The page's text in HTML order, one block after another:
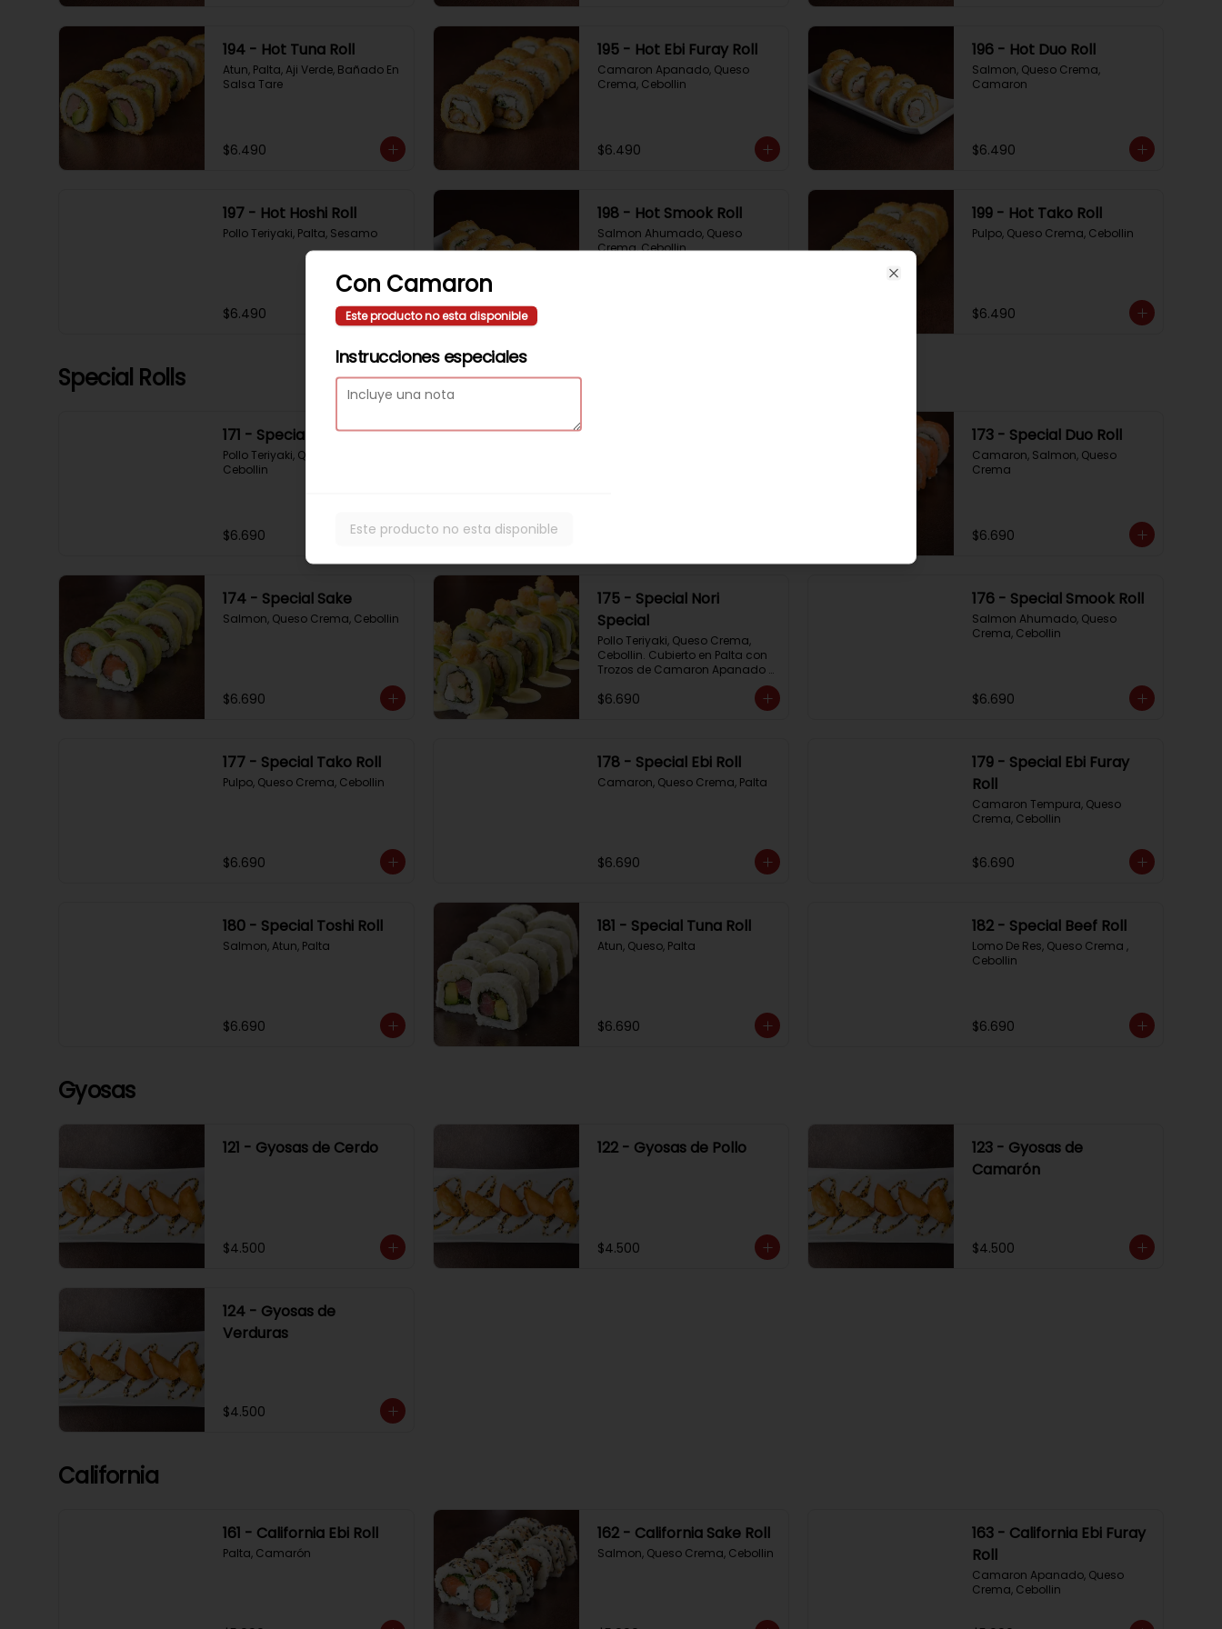
194 - Hot Tuna Roll
Atun, Palta, Aji Verde, Bañado En
Salsa Tare
$6.490
195 - Hot Ebi Furay Roll
Camaron Apanado, Queso
Crema, Cebollin
$6.490
196 - Hot Duo Roll
Salmon, Queso Crema,
Camaron
$6.490
197 - Hot Hoshi Roll
Pollo Teriyaki, Palta, Sesamo
$6.490
198 - Hot Smook Roll
Salmon Ahumado, Queso
Crema, Cebollin
199 - Hot Tako Roll
Pulpo, Queso Crema, Cebollin
$6.490
Special Rolls
171 - Special Tori
Pollo Teriyaki, Queso Crema,
Cebollin
$6.690
173 - Special Duo Roll
Camaron, Salmon, Queso
Crema
$6.690
174 - Special Sake
Salmon, Queso Crema, Cebollin
$6.690
175 - Special Nori
Special
Pollo Teriyaki, Queso Crema,
Cebollin. Cubierto en Palta con
Trozos de Camaron Apanado
$6.690
176 - Special Smook Roll
Salmon Ahumado, Queso
Crema, Cebollin
$6.690
177 - Special Tako Roll
Pulpo, Queso Crema, Cebollin
$6.690
178 - Special Ebi Roll
Camaron, Queso Crema, Palta
$6.690
179 - Special Ebi Furay
Roll
Camaron Tempura, Queso
Crema, Cebollin
$6.690
180 - Special Toshi Roll
Salmon, Atun, Palta
$6.690
181 - Special Tuna Roll
Atun, Queso, Palta
$6.690
182 - Special Beef Roll
Lomo De Res, Queso Crema ,
Cebollin
$6.690
Gyosas
121 - Gyosas de Cerdo
$4.500
122 - Gyosas de Pollo
$4.500
123 - Gyosas de
Camarón
$4.500
124 - Gyosas de
Verduras
$4.500
California
161 - California Ebi Roll
Palta, Camarón
162 - California Sake Roll
Salmon, Queso Crema, Cebollin
163 - California Ebi Furay
Roll
Camaron Apanado, Queso
Crema, Cebollin
Con Camaron
Este producto no esta disponible
Instrucciones especiales
Este producto no esta disponible